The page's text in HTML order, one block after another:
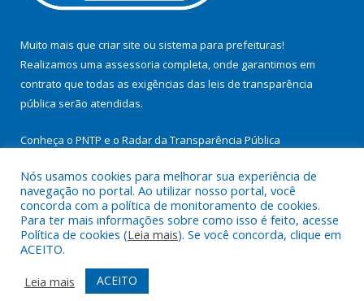
Muito mais que criar site ou sistema para prefeituras!
Realizamos uma assessoria completa, onde garantimos em
contrato que todas as exigências das leis de transparência
pública serão atendidas.
Conheça o PNTP e o Radar da Transparência Pública
Todos os direitos reservados a Prefeitura Municipal de
Itupiranga.
Mapa do Site
Acessar Área Administrativa
Acessar Webmail
Nós usamos cookies para melhorar sua experiência de
navegação no portal. Ao utilizar nosso portal, você
concorda com a política de monitoramento de cookies.
Para ter mais informações sobre como isso é feito, acesse
Política de cookies (Leia mais). Se você concorda, clique em
ACEITO.
Leia mais
ACEITO